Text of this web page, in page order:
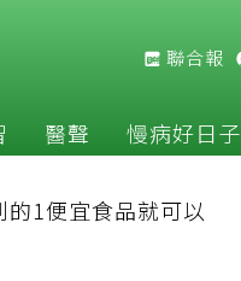
聯合報
醫聲 慢病好日子
1便宜食品就可以